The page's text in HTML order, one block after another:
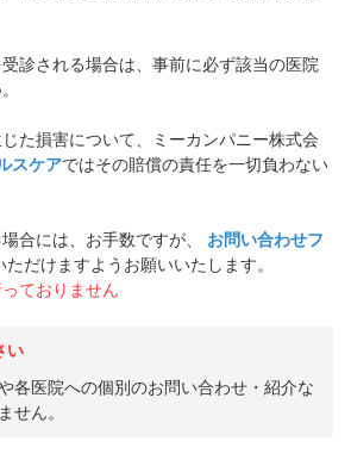
診される場合は、事前に必ず該当の医院
た損害について、ミーカンパニー株式会
スケアではその賠償の責任を一切負わない
合には、お手数ですが、
お問い合わせフ
だけますようお願いいたします。
ておりません
い
各医院への個別のお問い合わせ・紹介な
せん。